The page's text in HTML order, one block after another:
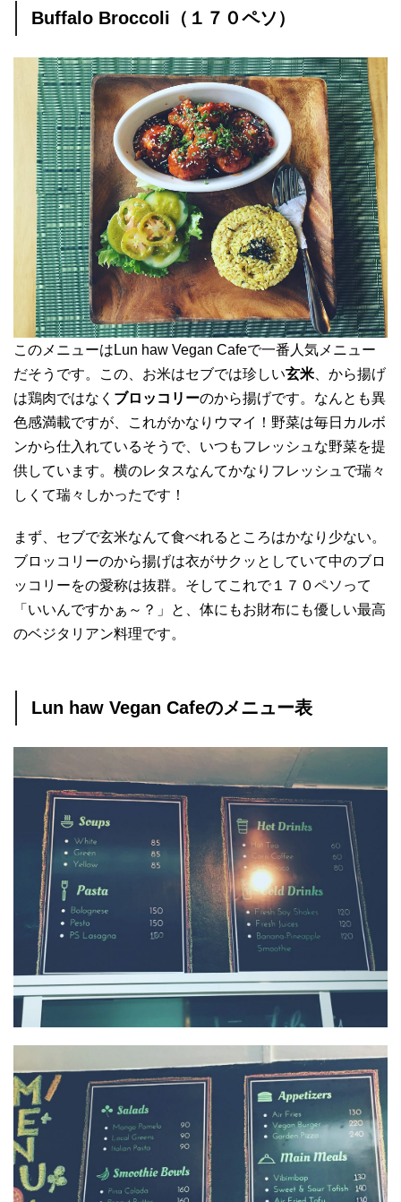
Buffalo Broccoli（１７０ペソ）
このメニューはLun haw Vegan Cafeで一番人気メニュー
だそうです。この、お米はセブでは珍しい玄米 、から揚げ
は鶏肉ではなく ブロッコリーのから揚げです。なんとも異
色感満載ですが、これがかなりウマイ！野菜は毎日カルボ
ンから仕入れているそうで、いつもフレッシュな野菜を提
供しています。横のレタスなんてかなりフレッシュで瑞々
しくて瑞々しかったです！
まず、セブで玄米なんて食べれるところはかなり少ない。
ブロッコリーのから揚げは衣がサクッとしていて中のブロ
ッコリーをの愛称は抜群。そしてこれで１７０ペソって
「いいんですかぁ～？」と、体にもお財布にも優しい最高
のベジタリアン料理です。
Lun haw Vegan Cafeのメニュー表